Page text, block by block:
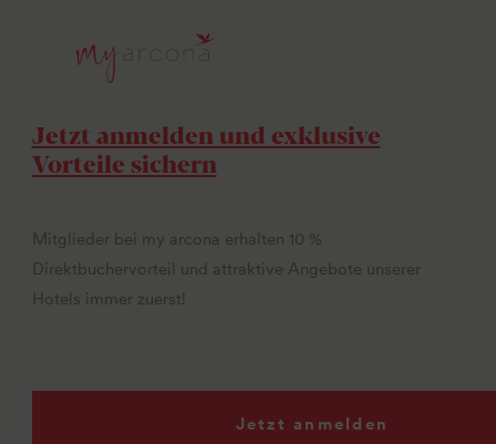
Jetzt anmelden und exklusive
Vorteile sichern
Mitglieder bei my arcona erhalten 10 %
Direktbuchervorteil und attraktive Angebote unserer
Hotels immer zuerst!
Jetzt anmelden